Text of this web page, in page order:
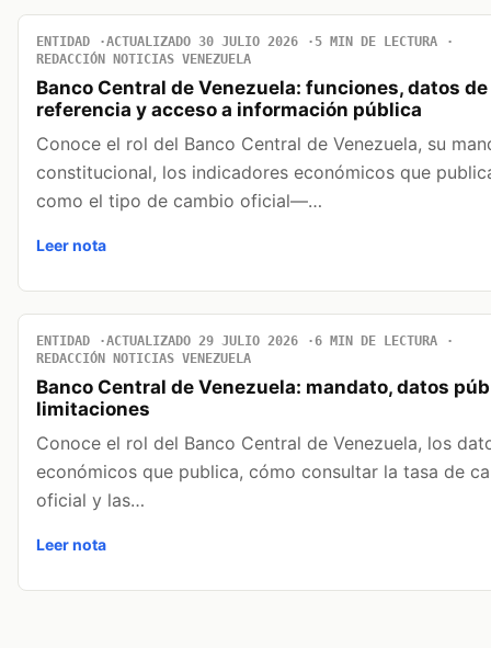
ENTIDAD ACTUALIZADO 30 JULIO 2026
5 MIN DE LECTURA
REDACCIÓN NOTICIAS VENEZUELA
Banco Central de Venezuela: funciones, datos de
referencia y acceso a información pública
Conoce el rol del Banco Central de Venezuela, su
constitucional, los indicadores económicos que
como el tipo de cambio oficial—…
Leer nota
ENTIDAD ACTUALIZADO 29 JULIO 2026
6 MIN DE LECTURA
REDACCIÓN NOTICIAS VENEZUELA
Banco Central de Venezuela: mandato, datos
limitaciones
Conoce el rol del Banco Central de Venezuela, los
económicos que publica, cómo consultar la tasa de
oficial y las…
Leer nota